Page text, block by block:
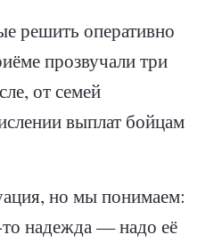
решить оперативно
прозвучали три
от семей
выплат бойцам
но мы понимаем:
то надежда — надо её